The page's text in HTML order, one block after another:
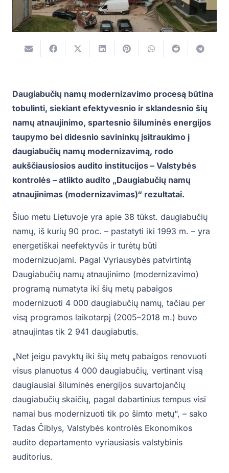
Daugiabučių namų modernizavimo procesą būtina
tobulinti, siekiant efektyvesnio ir sklandesnio šių
namų atnaujinimo, spartesnio šiluminės energijos
taupymo bei didesnio savininkų įsitraukimo į
daugiabučių namų modernizavimą, rodo
aukščiausiosios audito institucijos – Valstybės
kontrolės – atlikto audito „Daugiabučių namų
atnaujinimas (modernizavimas)“ rezultatai.
Šiuo metu Lietuvoje yra apie 38 tūkst. daugiabučių
namų, iš kurių 90 proc. – pastatyti iki 1993 m. – yra
energetiškai neefektyvūs ir turėtų būti
modernizuojami. Pagal Vyriausybės patvirtintą
Daugiabučių namų atnaujinimo (modernizavimo)
programą numatyta iki šių metų pabaigos
modernizuoti 4 000 daugiabučių namų, tačiau per
visą programos laikotarpį (2005–2018 m.) buvo
atnaujintas tik 2 941 daugiabutis.
„Net jeigu pavyktų iki šių metų pabaigos renovuoti
visus planuotus 4 000 daugiabučių, vertinant visą
daugiausiai šiluminės energijos suvartojančių
daugiabučių skaičių, pagal dabartinius tempus visi
namai bus modernizuoti tik po šimto metų“, – sako
Tadas Čiblys, Valstybės kontrolės Ekonomikos
audito departamento vyriausiasis valstybinis
auditorius.